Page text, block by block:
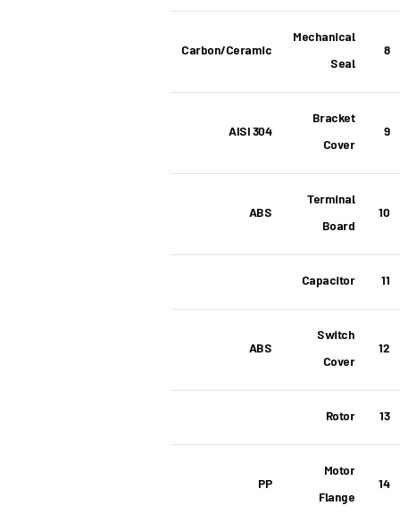
8
Mechanical
Seal
Carbon/Ceramic
9
Bracket
Cover
AISI 304
10
Terminal
Board
ABS
11
Capacitor
12
Switch
Cover
ABS
13
Rotor
14
Motor
Flange
PP